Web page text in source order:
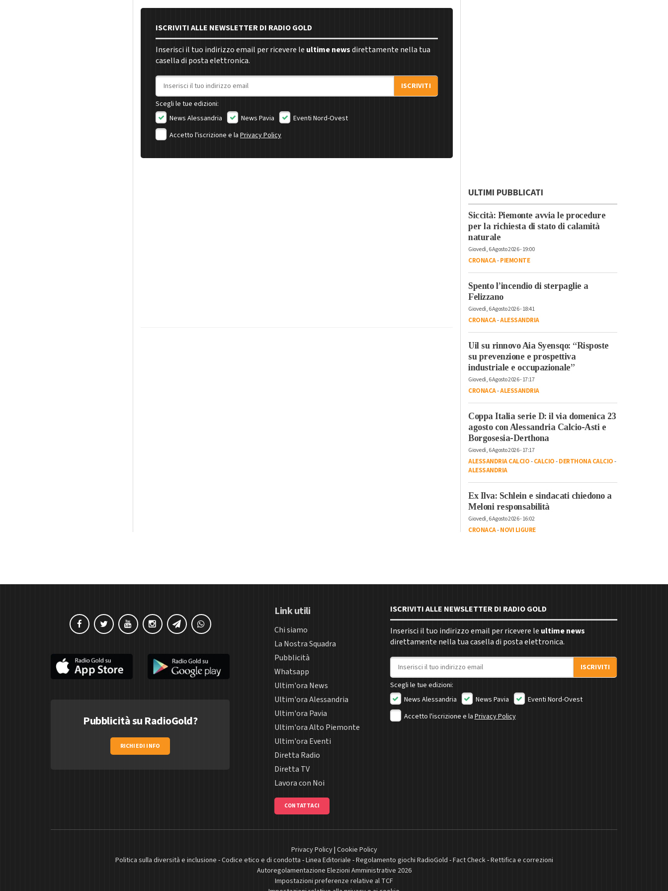
ISCRIVITI ALLE NEWSLETTER DI RADIO GOLD
Inserisci il tuo indirizzo email per ricevere le ultime newsdirettamente nella tua
casella di posta elettronica.
Indirizzo email
ISCRIVITI
Scegli le tue edizioni:
News Alessandria
News Pavia
Eventi Nord-Ovest
Accetto l'iscrizione e la Privacy Policy
ULTIMI PUBBLICATI
Siccità: Piemonte avvia le procedure
per la richiesta di stato di calamità
naturale
Giovedì, 6 Agosto 2026 - 19:00
CRONACA-PIEMONTE
Spento l’incendio di sterpaglie a
Felizzano
Giovedì, 6 Agosto 2026 - 18:41
CRONACA-ALESSANDRIA
Uil su rinnovo Aia Syensqo: “Risposte
su prevenzione e prospettiva
industriale e occupazionale”
Giovedì, 6 Agosto 2026 - 17:17
CRONACA-ALESSANDRIA
Coppa Italia serie D: il via domenica 23
agosto con Alessandria Calcio-Asti e
Borgosesia-Derthona
Giovedì, 6 Agosto 2026 - 17:17
ALESSANDRIA CALCIO-CALCIO-DERTHONA CALCIO-
ALESSANDRIA
Ex Ilva: Schlein e sindacati chiedono a
Meloni responsabilità
Giovedì, 6 Agosto 2026 - 16:02
CRONACA-NOVI LIGURE
Pubblicità su RadioGold?
RICHIEDI INFO
Link utili
Chi siamo
La Nostra Squadra
Pubblicità
Whatsapp
Ultim'ora News
Ultim'ora Alessandria
Ultim'ora Pavia
Ultim'ora Alto Piemonte
Ultim'ora Eventi
Diretta Radio
Diretta TV
Lavora con Noi
CONTATTACI
ISCRIVITI ALLE NEWSLETTER DI RADIO GOLD
Inserisci il tuo indirizzo email per ricevere le ultime news
direttamente nella tua casella di posta elettronica.
Indirizzo email
ISCRIVITI
Scegli le tue edizioni:
News Alessandria
News Pavia
Eventi Nord-Ovest
Accetto l'iscrizione e la Privacy Policy
Privacy Policy| Cookie Policy
Politica sulla diversità e inclusione -Codice etico e di condotta -Linea Editoriale -Regolamento giochi RadioGold -Fact Check-Rettifica e correzioni
Autoregolamentazione Elezioni Amministrative 2026
Impostazioni preferenze relative al TCF